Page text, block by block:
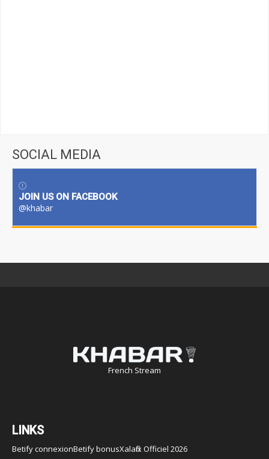
SOCIAL MEDIA
JOIN US ON FACEBOOK
@khabar
French Stream
LINKS
Betify connexionBetify bonusXalaflix Officiel 2026